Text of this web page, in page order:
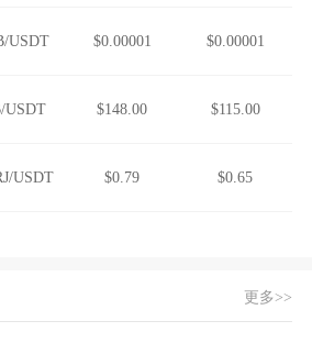
USDT $0.00001 $0.00001
USDT $148.00 $115.00
USDT $0.79 $0.65
更多>>